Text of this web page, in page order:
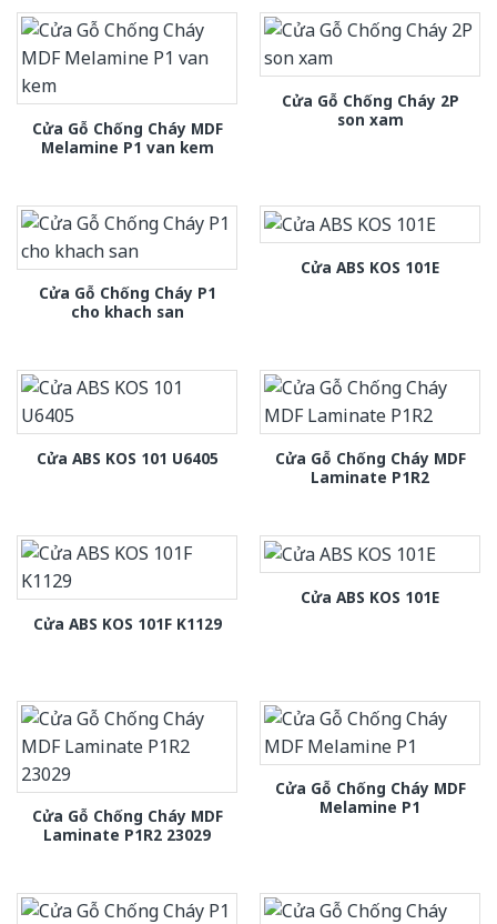
Cửa Gỗ Chống Cháy MDF
Melamine P1 van kem
Cửa Gỗ Chống Cháy 2P
son xam
Cửa Gỗ Chống Cháy P1
cho khach san
Cửa ABS KOS 101E
Cửa ABS KOS 101 U6405
Cửa Gỗ Chống Cháy MDF
Laminate P1R2
Cửa ABS KOS 101F K1129
Cửa ABS KOS 101E
Cửa Gỗ Chống Cháy MDF
Laminate P1R2 23029
Cửa Gỗ Chống Cháy MDF
Melamine P1